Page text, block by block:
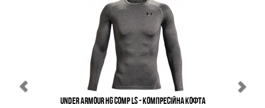
Under Armour Hg Comp Ls - Компресійна Кофта